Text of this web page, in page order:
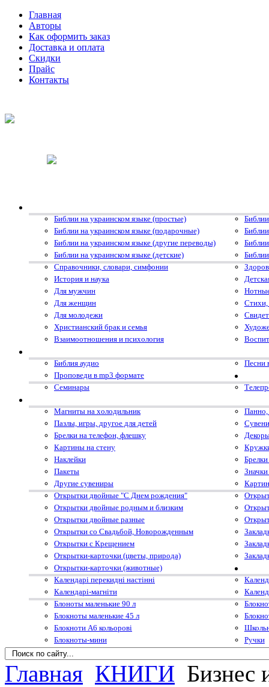
Главная
Авторы
Как оформить заказ
Доставка и оплата
Скидки
Прайс
Контакты
Библии на украинском языке (простые)
Библии на украинском языке (подарочные)
Библии на украинском языке (другие переводы)
Библии на украинском языке (детские)
Справочники, словари, симфонии
История и наука
Для мужчин
Для женщин
Стихи,
Для молодежи
Христианский брак и семья
Взаимоотношения и психология
Библия аудио
Песни
Проповеди в mp3 формате
Семинары
Магниты на холодильник
Панно,
Пазлы, игры, другое для детей
Брелки на телефон, флешку
Картины на стену
Наклейки
Пакеты
Другие сувениры
Открытки двойные "С Днем рождения"
Открытки двойные родным и близким
Открытки двойные разные
Открытки со Свадьбой, Новорожденным
Открытки с Крещением
Открытки-карточки (цветы, природа)
Открытки-карточки (животные)
Календарі перекидні настінні
Календарі-магніти
Блоноты маленькие 90 л
Блокноты маленькие 45 л
Блокноти А6 кольорові
Блокноты-мини
Ручки
Главная КНИГИ Бизнес